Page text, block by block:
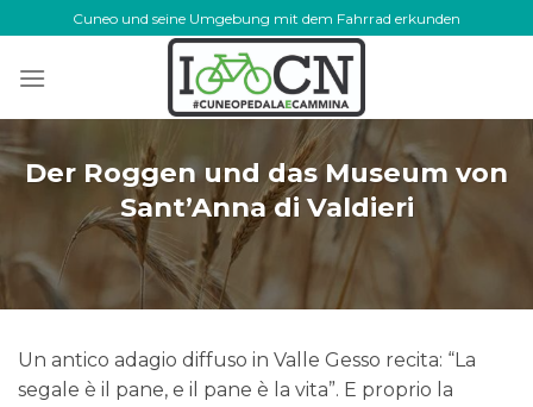
to
content
Cuneo und seine Umgebung mit dem Fahrrad erkunden
Der Roggen und das Museum von
Sant’Anna di Valdieri
Un antico adagio diffuso in Valle Gesso recita: “La
segale è il pane, e il pane è la vita”. E proprio la